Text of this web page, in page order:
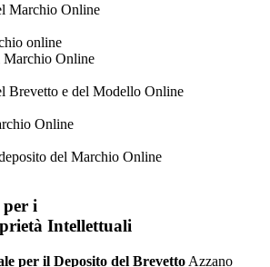
Marchio Online
online
Marchio Online
Brevetto e del Modello Online
Online
del Marchio Online
per i
Intellettuali
per il Deposito del Brevetto Azzano